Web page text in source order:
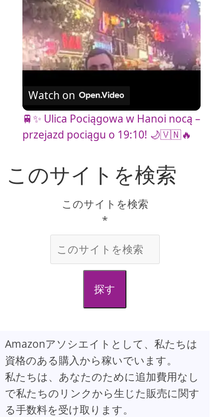
a
y
V
i
e
o
Watch on
🚆✨ Ulica Pociągowa w Hanoi nocą –
przejazd pociągu o 19:10! 🌙🇻🇳🔥
このサイトを検索
このサイトを検索
*
探す
Amazonアソシエイトとして、私たちは
資格のある購入から稼いでいます。
私たちは、あなたのために追加費用なし
で私たちのリンクから生じた販売に関す
る手数料を受け取ります。